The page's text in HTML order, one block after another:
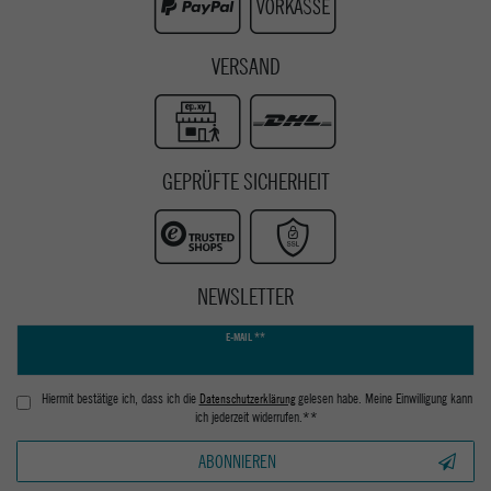
VERSAND
GEPRÜFTE SICHERHEIT
NEWSLETTER
E-MAIL **
Hiermit bestätige ich, dass ich die Daten­schutz­erklärunggelesen habe. Meine Einwilligung kann
ich jederzeit widerrufen.**
ABONNIEREN